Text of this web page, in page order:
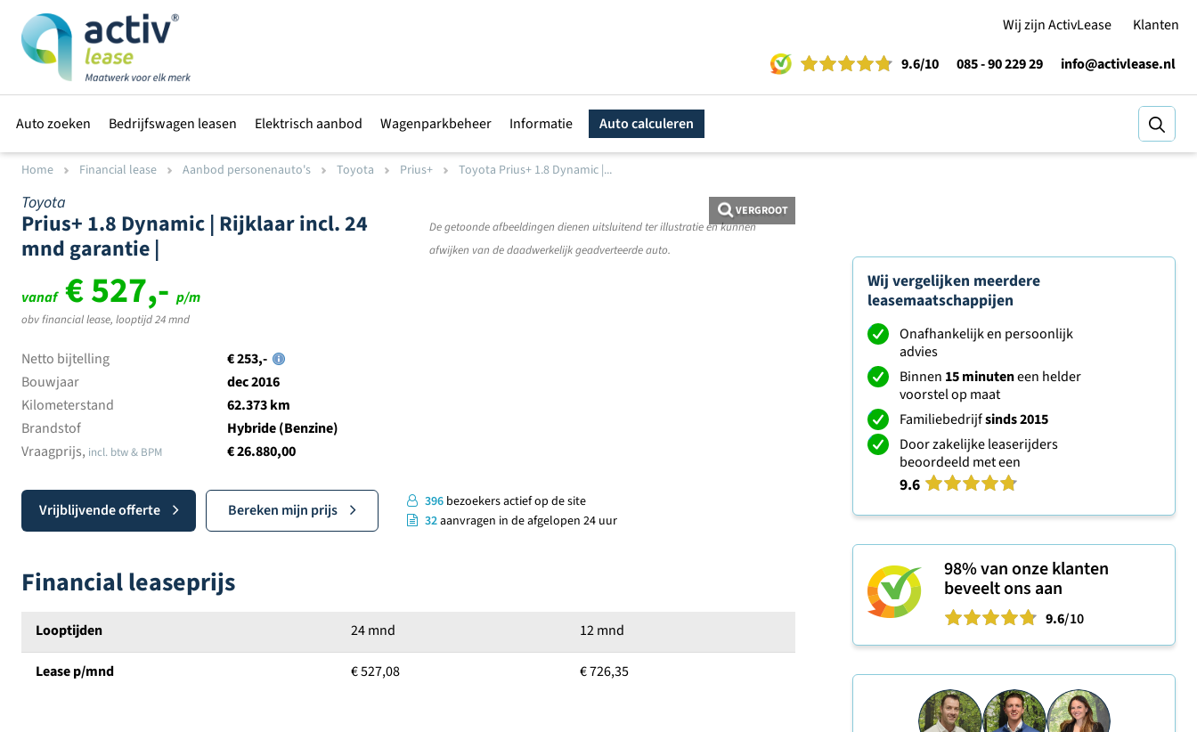
Wij zijn ActivLease
Klanten
9.6/10 085 - 90 229 29 info@activlease.nl
Auto zoeken Bedrijfswagen leasen Elektrisch aanbod Wagenparkbeheer Informatie Auto calculeren
Home Financial lease Aanbod personenauto's Toyota Prius+ Toyota Prius+ 1.8 Dynamic |...
Toyota
Prius+ 1.8 Dynamic | Rijklaar incl. 24
mnd garantie |
vanaf € 527,-p/m
obv financial lease, looptijd 24 mnd
Netto bijtelling
€ 253,-
Bouwjaar
dec 2016
Kilometerstand
62.373 km
Brandstof
Hybride (Benzine)
Vraagprijs, incl. btw & BPM € 26.880,00
VERGROOT
De getoonde afbeeldingen dienen uitsluitend ter illustratie en kunnen
afwijken van de daadwerkelijk geadverteerde auto.
Vrijblijvende offerte Bereken mijn prijs 396 bezoekers actief op de site
32aanvragen in de afgelopen 24 uur
Financial leaseprijs
Looptijden 24 mnd 12 mnd
Lease p/mnd € 527,08 € 726,35
Wij vergelijken meerdere
leasemaatschappijen
Onafhankelijk en persoonlijk
advies
Binnen 15 minuteneen helder
voorstel op maat
Familiebedrijfsinds 2015
Door zakelijke leaserijders
beoordeeld met een
9.6
98%van onze klanten
beveelt ons aan
9.6/10